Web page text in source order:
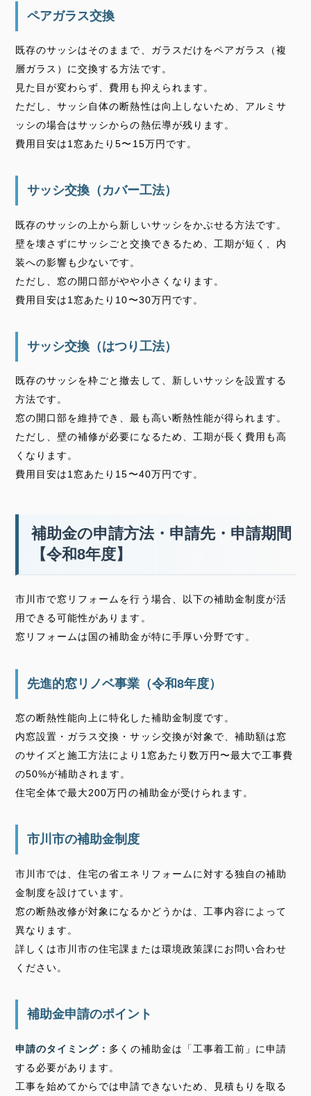
ペアガラス交換
既存のサッシはそのままで、ガラスだけをペアガラス（複
層ガラス）に交換する方法です。
見た目が変わらず、費用も抑えられます。
ただし、サッシ自体の断熱性は向上しないため、アルミサ
ッシの場合はサッシからの熱伝導が残ります。
費用目安は1窓あたり5〜15万円です。
サッシ交換（カバー工法）
既存のサッシの上から新しいサッシをかぶせる方法です。
壁を壊さずにサッシごと交換できるため、工期が短く、内
装への影響も少ないです。
ただし、窓の開口部がやや小さくなります。
費用目安は1窓あたり10〜30万円です。
サッシ交換（はつり工法）
既存のサッシを枠ごと撤去して、新しいサッシを設置する
方法です。
窓の開口部を維持でき、最も高い断熱性能が得られます。
ただし、壁の補修が必要になるため、工期が長く費用も高
くなります。
費用目安は1窓あたり15〜40万円です。
補助金の申請方法・申請先・申請期間
【令和8年度】
市川市で窓リフォームを行う場合、以下の補助金制度が活
用できる可能性があります。
窓リフォームは国の補助金が特に手厚い分野です。
先進的窓リノベ事業（令和8年度）
窓の断熱性能向上に特化した補助金制度です。
内窓設置・ガラス交換・サッシ交換が対象で、補助額は窓
のサイズと施工方法により1窓あたり数万円〜最大で工事費
の50%が補助されます。
住宅全体で最大200万円の補助金が受けられます。
市川市の補助金制度
市川市では、住宅の省エネリフォームに対する独自の補助
金制度を設けています。
窓の断熱改修が対象になるかどうかは、工事内容によって
異なります。
詳しくは市川市の住宅課または環境政策課にお問い合わせ
ください。
補助金申請のポイント
申請のタイミング： 多くの補助金は「工事着工前」に申請
する必要があります。
工事を始めてからでは申請できないため、見積もりを取る